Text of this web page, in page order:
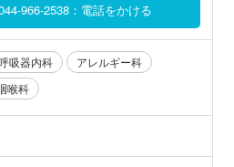
966-2538：電話をかける
吸器内科
アレルギー科
喉科